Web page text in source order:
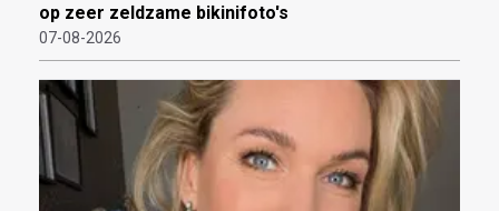
op zeer zeldzame bikinifoto's
07-08-2026